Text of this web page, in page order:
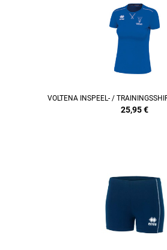
VOLTENA INSPEEL- /
25,95€